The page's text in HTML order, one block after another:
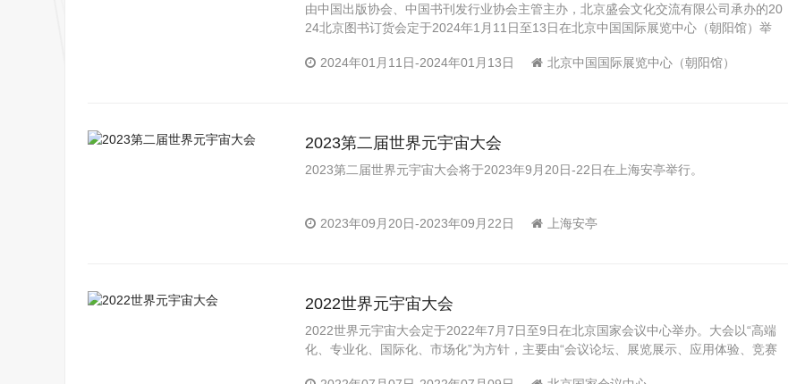
由中国出版协会、中国书刊发行业协会主管主办，北京盛会文化交流有限公司承办的20
24北京图书订货会定于2024年1月11日至13日在北京中国国际展览中心（朝阳馆）举
2024年01月11日-2024年01月13日
北京中国国际展览中心（朝阳馆）
2023第二届世界元宇宙大会
2023第二届世界元宇宙大会将于2023年9月20日-22日在上海安亭举行。
2023年09月20日-2023年09月22日 上海安亭
2022世界元宇宙大会
2022世界元宇宙大会定于2022年7月7日至9日在北京国家会议中心举办。大会以“高端
化、专业化、国际化、市场化”为方针，主要由“会议论坛、展览展示、应用体验、竞赛